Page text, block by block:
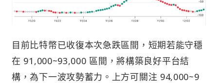
目前比特幣已收復本次急跌區間，短期若能守穩
在 91,000~93,000 區間，將構築良好平台結
構，為下一波攻勢蓄力。上方可關注 94,000~9